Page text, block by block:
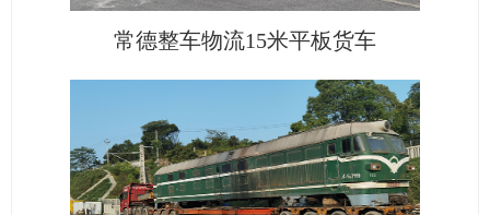
常德整车物流15米平板货车